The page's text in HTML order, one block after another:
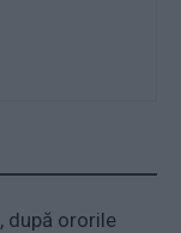
după ororile